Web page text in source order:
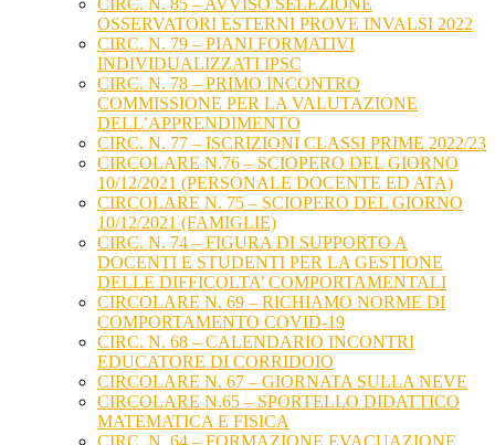
CIRC. N. 85 – AVVISO SELEZIONE
OSSERVATORI ESTERNI PROVE INVALSI 2022
CIRC. N. 79 – PIANI FORMATIVI
INDIVIDUALIZZATI IPSC
CIRC. N. 78 – PRIMO INCONTRO
COMMISSIONE PER LA VALUTAZIONE
DELL’APPRENDIMENTO
CIRC. N. 77 – ISCRIZIONI CLASSI PRIME 2022/23
CIRCOLARE N.76 – SCIOPERO DEL GIORNO
10/12/2021 (PERSONALE DOCENTE ED ATA)
CIRCOLARE N. 75 – SCIOPERO DEL GIORNO
10/12/2021 (FAMIGLIE)
CIRC. N. 74 – FIGURA DI SUPPORTO A
DOCENTI E STUDENTI PER LA GESTIONE
DELLE DIFFICOLTA’ COMPORTAMENTALI
CIRCOLARE N. 69 – RICHIAMO NORME DI
COMPORTAMENTO COVID-19
CIRC. N. 68 – CALENDARIO INCONTRI
EDUCATORE DI CORRIDOIO
CIRCOLARE N. 67 – GIORNATA SULLA NEVE
CIRCOLARE N.65 – SPORTELLO DIDATTICO
MATEMATICA E FISICA